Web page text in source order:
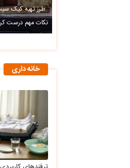
طرز تهیه کیک
نکات مهم درست
خانه داری